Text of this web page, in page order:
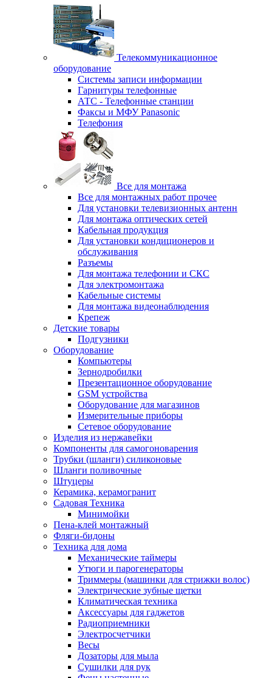
Телекоммуникационное
оборудование
Системы записи информации
Гарнитуры телефонные
АТС - Телефонные станции
Факсы и МФУ Panasonic
Телефония
Все для монтажа
Все для монтажных работ прочее
Для установки телевизионных антенн
Для монтажа оптических сетей
Кабельная продукция
Для установки кондиционеров и
обслуживания
Разъемы
Для монтажа телефонии и СКС
Для электромонтажа
Кабельные системы
Для монтажа видеонаблюдения
Крепеж
Детские товары
Подгузники
Оборудование
Компьютеры
Зернодробилки
Презентационное оборудование
GSM устройства
Оборудование для магазинов
Измерительные приборы
Сетевое оборудование
Изделия из нержавейки
Компоненты для самогоноварения
Трубки (шланги) силиконовые
Шланги поливочные
Штуцеры
Керамика, керамогранит
Садовая Техника
Минимойки
Пена-клей монтажный
Фляги-бидоны
Техника для дома
Механические таймеры
Утюги и парогенераторы
Триммеры (машинки для стрижки волос)
Электрические зубные щетки
Климатическая техника
Аксессуары для гаджетов
Радиоприемники
Электросчетчики
Весы
Дозаторы для мыла
Сушилки для рук